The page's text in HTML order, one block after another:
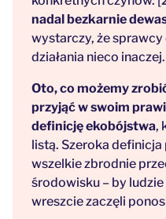
nadal bezkarnie
wystarczy, że
działania nieco inaczej.
Oto, co możemy
przyjąć w swoim
definicję ekobójstwa,
listą. Szeroka
wszelkie zbrodnie
środowisku – by
wreszcie zaczęli